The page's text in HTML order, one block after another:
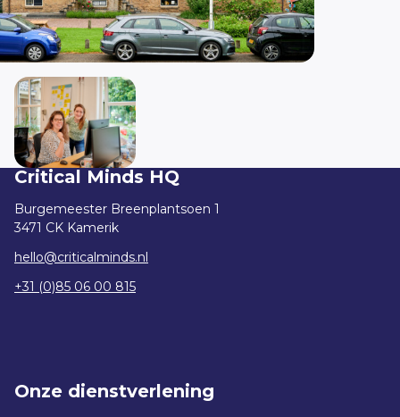
Onze dienstverlening
Critical Minds HQ
Burgemeester Breenplantsoen 1
3471 CK Kamerik
hello@criticalminds.nl
+31 (0)85 06 00 815